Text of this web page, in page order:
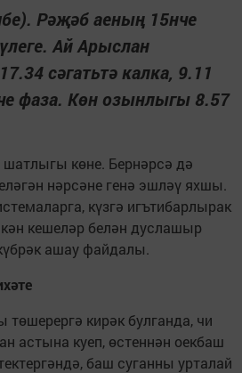
Рәҗәб аеның 15нче
Ай Арыслан
сәгатьтә калка, 9.11
фаза. Көн озынлыгы 8.57
көне. Бернәрсә дә
нәрсәне генә эшләү яхшы.
күзгә игътибарлырак
кешеләр белән дуслашыр
ашау файдалы.
кирәк булганда, чи
астына куеп, өстеннән оекбаш
баш суганны урталай